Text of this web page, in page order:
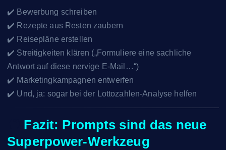
✔️ Bewerbung schreiben
✔️ Rezepte aus Resten zaubern
✔️ Reisepläne erstellen
✔️ Streitigkeiten klären („Formuliere eine sachliche
Antwort auf diese nervige E-Mail…“)
✔️ Marketingkampagnen entwerfen
✔️ Und, ja: sogar bei der Lottozahlen-Analyse helfen
Fazit: Prompts sind das neue
Superpower-Werkzeug